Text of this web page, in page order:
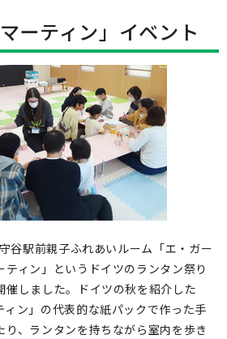
ーティン」イベント
谷駅前親子ふれあいルーム「エ・ガー
ィン」というドイツのランタン祭り
催しました。ドイツの秋を紹介した
ィン」の代表的な紙パックで作った手
り、ランタンを持ちながら室内を歩き